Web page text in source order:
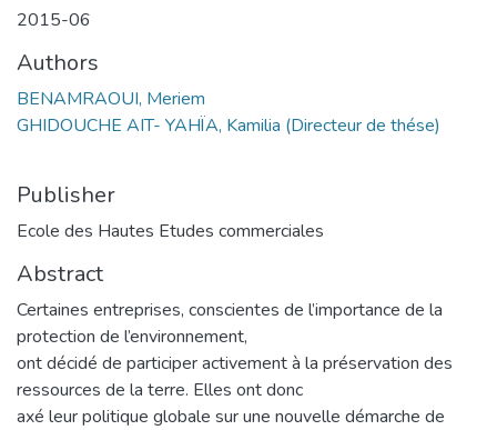
2015-06
Authors
BENAMRAOUI, Meriem
GHIDOUCHE AIT- YAHÏA, Kamilia (Directeur de thése)
Publisher
Ecole des Hautes Etudes commerciales
Abstract
Certaines entreprises, conscientes de l’importance de la
protection de l’environnement,
ont décidé de participer activement à la préservation des
ressources de la terre. Elles ont donc
axé leur politique globale sur une nouvelle démarche de